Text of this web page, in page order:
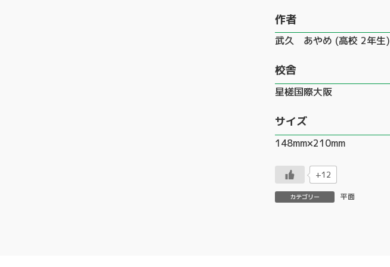
作者
武久 あやめ (高校 2年生)
校舎
星槎国際大阪
サイズ
148mm×210mm
+12
カテゴリー 平面